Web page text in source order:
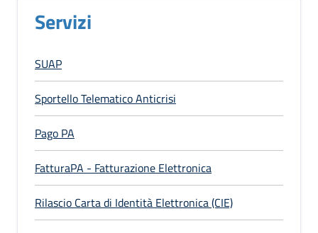
Servizi
SUAP
Sportello Telematico Anticrisi
Pago PA
FatturaPA - Fatturazione Elettronica
Rilascio Carta di Identità Elettronica (CIE)